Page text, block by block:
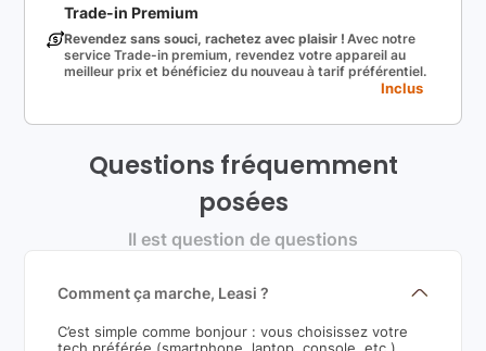
Trade-in Premium
Revendez sans souci, rachetez avec plaisir ! Avec notre
service Trade-in premium, revendez votre appareil au
meilleur prix et bénéficiez du nouveau à tarif préférentiel.
Inclus
Questions fréquemment
posées
Il est question de questions
Comment ça marche, Leasi ?
C’est simple comme bonjour : vous choisissez votre